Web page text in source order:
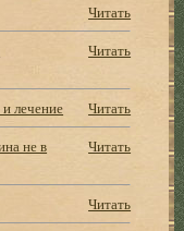
Читать
Читать
лечение
Читать
не в
Читать
Читать